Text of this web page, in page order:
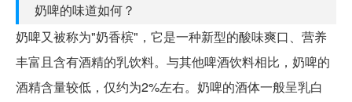
奶啤的味道如何？
奶啤又被称为"奶香槟"，它是一种新型的酸味爽口、营养
丰富且含有酒精的乳饮料。与其他啤酒饮料相比，奶啤的
酒精含量较低，仅约为2%左右。奶啤的酒体一般呈乳白